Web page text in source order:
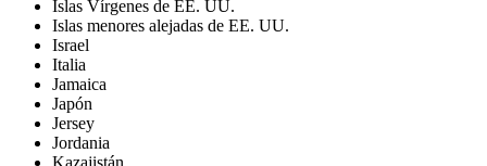
Islas Vírgenes de EE. UU.
Islas menores alejadas de EE. UU.
Israel
Italia
Jamaica
Japón
Jersey
Jordania
Kazajistán